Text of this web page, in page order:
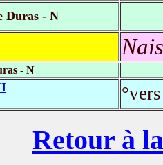
Duras - N
- N
Retour à